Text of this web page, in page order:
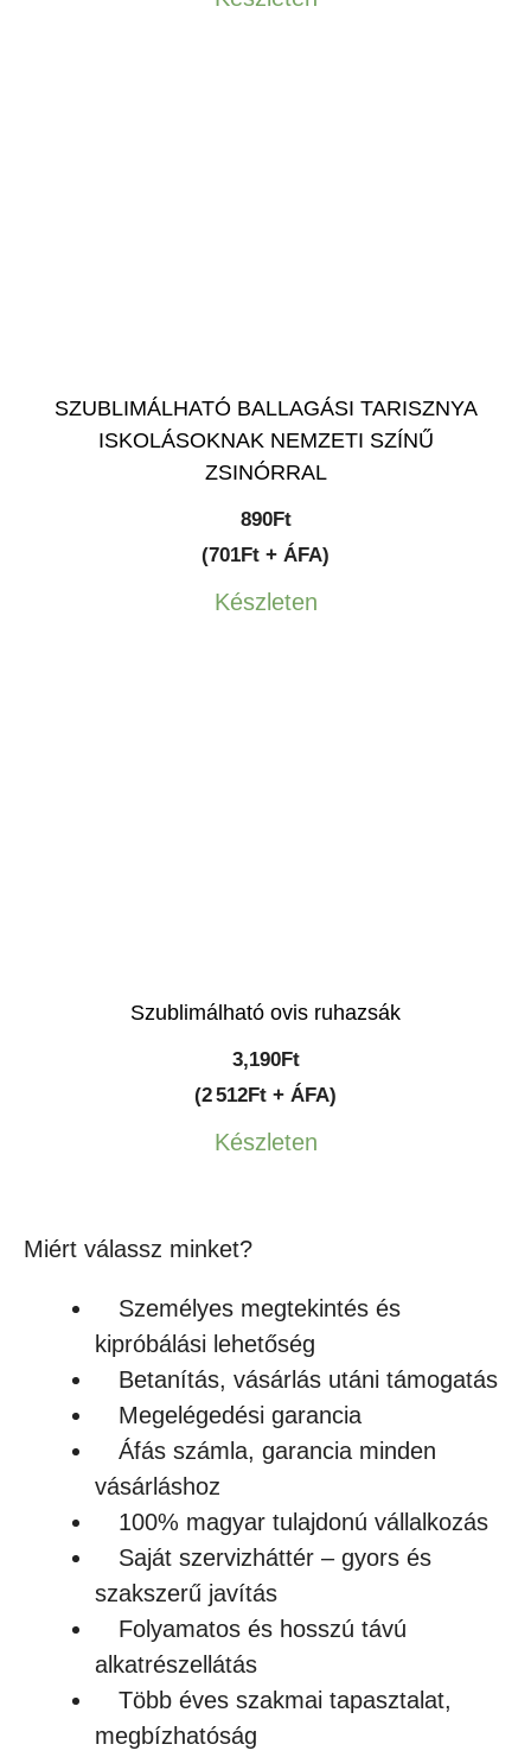
SZUBLIMÁLHATÓ BALLAGÁSI TARISZNYA
ISKOLÁSOKNAK NEMZETI SZÍNŰ
ZSINÓRRAL
890Ft
(701Ft + ÁFA)
Készleten
Szublimálható ovis ruhazsák
3,190Ft
(2 512Ft + ÁFA)
Készleten
Miért válassz minket?
Személyes megtekintés és
kipróbálási lehetőség
Betanítás, vásárlás utáni támogatás
Megelégedési garancia
Áfás számla, garancia minden
vásárláshoz
100% magyar tulajdonú vállalkozás
Saját szervizháttér – gyors és
szakszerű javítás
Folyamatos és hosszú távú
alkatrészellátás
Több éves szakmai tapasztalat,
megbízhatóság